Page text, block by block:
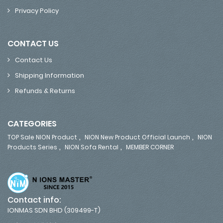
Privacy Policy
CONTACT US
Contact Us
Shipping Information
Refunds & Returns
CATEGORIES
TOP Sale NION Product , NION New Product Official Launch , NION
Products Series , NION Sofa Rental , MEMBER CORNER
Contact info:
IONMAS SDN BHD (309499-T)